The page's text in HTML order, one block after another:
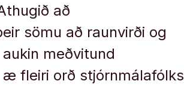
að
sömu að raunvirði og
meðvitund
fleiri orð stjórnmálafólks